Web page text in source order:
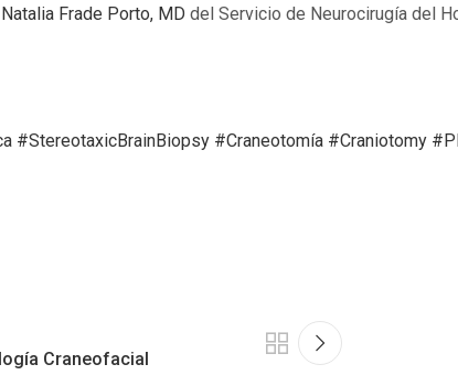
Natalia Frade Porto, MD del Servicio de Neurocirugía del
#StereotaxicBrainBiopsy #Craneotomía #Craniotomy
Craneofacial